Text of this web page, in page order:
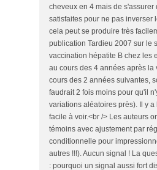
cheveux en 4 mais de
satisfaites pour ne pas inverser
cela peut se produire très
publication Tardieu 2007 sur le
vaccination hépatite B chez les
au cours des 4 années après la
cours des 2 années suivantes,
faudrait 2 fois moins pour qu'il
variations aléatoires près). Il y
facile à voir.<br /> Les auteurs
témoins avec ajustement par
conditionnelle pour
autres !!!). Aucun signal ! La
: pourquoi un signal aussi fort